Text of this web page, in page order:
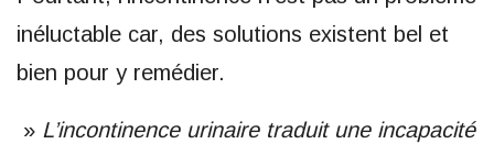
inéluctable car, des solutions existent bel et
bien pour y remédier.
» L’incontinence urinaire traduit une incapacité